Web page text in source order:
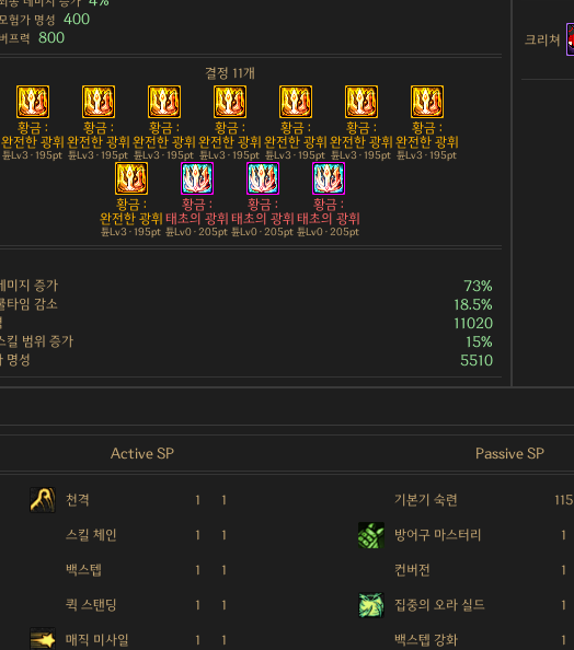
험가 명성 400
버프력 800
결정 11개
황금 :
완전한 광휘
튠Lv3 · 195pt
황금 :
완전한 광휘
튠Lv3 · 195pt
황금 :
완전한 광휘
튠Lv3 · 195pt
황금 :
완전한 광휘
튠Lv3 · 195pt
황금 :
완전한 광휘
튠Lv3 · 195pt
황금 :
완전한 광휘
튠Lv3 · 195pt
황금 :
완전한 광휘
튠Lv3 · 195pt
황금 :
완전한 광휘
튠Lv3 · 195pt
황금 :
태초의 광휘
튠Lv0 · 205pt
황금 :
태초의 광휘
튠Lv0 · 205pt
황금 :
태초의 광휘
튠Lv0 · 205pt
미지 증가
73%
타임 감소 18.5%
11020
킬 범위 증가 15%
명성 5510
크리쳐
Active SP Passive SP
천격 1 1
스킬 체인 1 1
백스텝 1 1
퀵 스탠딩 1 1
매직 미사일 1 1
기본기 숙련 115
방어구 마스터리 1
컨버전 1
집중의 오라 실드 1
백스텝 강화 1